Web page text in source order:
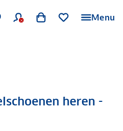
Menu
heren -